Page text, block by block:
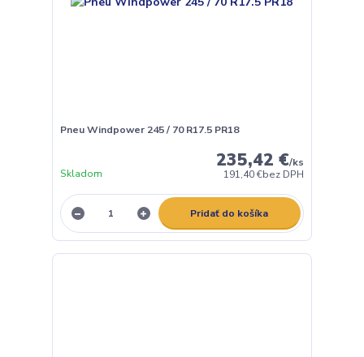
Pneu Windpower 245 / 70 R17.5 PR18
235,42 €/ks
191,40 €bez DPH
Skladom
Pridať do košíka